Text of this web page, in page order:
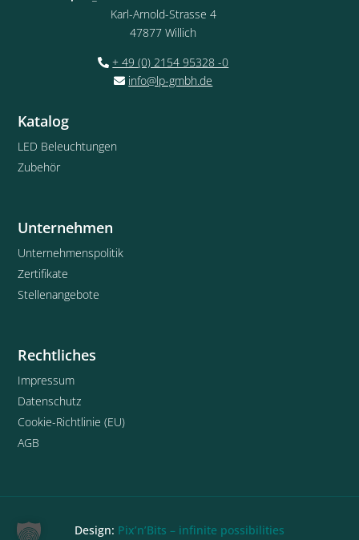
Karl-Arnold-Strasse 4
47877 Willich
+ 49 (0) 2154 95328 -0
info@lp-gmbh.de
Katalog
LED Beleuchtungen
Zubehör
Unternehmen
Unternehmenspolitik
Zertifikate
Stellenangebote
Rechtliches
Impressum
Datenschutz
Cookie-Richtlinie (EU)
AGB
Design: Pix’n’Bits – infinite possibilities